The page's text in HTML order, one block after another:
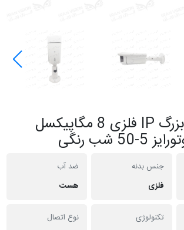
دوربین بالت بزرگ IP فلزی 8 مگاپیکسل
جنس بدنه
فلزی
ضد آب
هست
تکنولوژی
نوع اتصال